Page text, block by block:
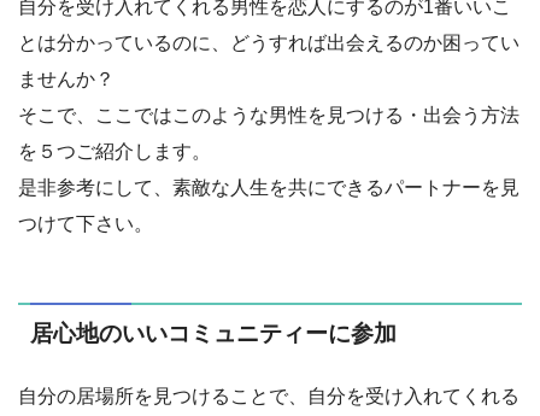
自分を受け入れてくれる男性を恋人にするのが1番いいこ
とは分かっているのに、どうすれば出会えるのか困ってい
ませんか？
そこで、ここではこのような男性を見つける・出会う方法
を５つご紹介します。
是非参考にして、素敵な人生を共にできるパートナーを見
つけて下さい。
居心地のいいコミュニティーに参加
自分の居場所を見つけることで、自分を受け入れてくれる